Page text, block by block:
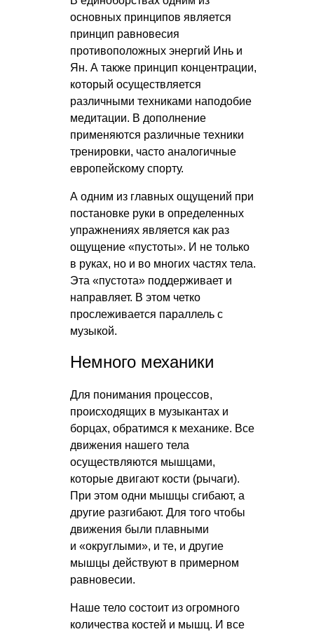
основных принципов является
принцип равновесия
противоположных энергий Инь и
Ян. А также принцип концентрации,
который осуществляется
различными техниками наподобие
медитации. В дополнение
применяются различные техники
тренировки, часто аналогичные
европейскому спорту.
А одним из главных ощущений при
постановке руки в определенных
упражнениях является как раз
ощущение «пустоты». И не только
в руках, но и во многих частях тела.
Эта «пустота» поддерживает и
направляет. В этом четко
прослеживается параллель с
музыкой.
Немного механики
Для понимания процессов,
происходящих в музыкантах и
борцах, обратимся к механике. Все
движения нашего тела
осуществляются мышцами,
которые двигают кости (рычаги).
При этом одни мышцы сгибают, а
другие разгибают. Для того чтобы
движения были плавными
и «округлыми», и те, и другие
мышцы действуют в примерном
равновесии.
Наше тело состоит из огромного
количества костей и мышц. И все